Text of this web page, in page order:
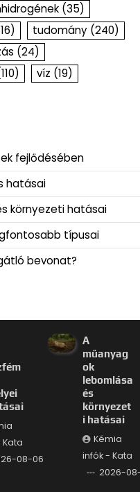
(35)
tudomány (240)
(24)
víz (19)
fejlődésében
hatásai
környezeti hatásai
típusai
bevonat?
Kata
08-06
A
műanyag
ok
lebomlása
és
környezet
i hatásai
Kémia
infók - Kata
2026-